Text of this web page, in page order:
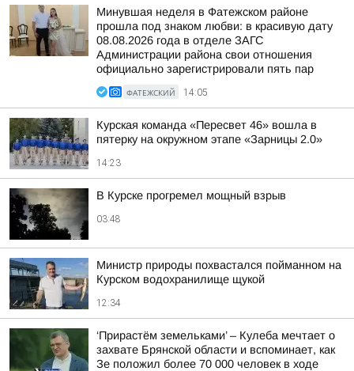
Минувшая неделя в Фатежском районе
прошла под знаком любви: в красивую дату
08.08.2026 года в отделе ЗАГС
Администрации района свои отношения
официально зарегистрировали пять пар
ФАТЕЖСКИЙ 14:05
Курская команда «Пересвет 46» вошла в
пятерку на окружном этапе «Зарницы 2.0»
14:23
В Курске прогремел мощный взрыв
03:48
Министр природы похвастался пойманном на
Курском водохранилище щукой
12:34
‘Прирастём земельками’ – Кулеба мечтает о
захвате Брянской области и вспоминает, как
Зе положил более 70 000 человек в ходе